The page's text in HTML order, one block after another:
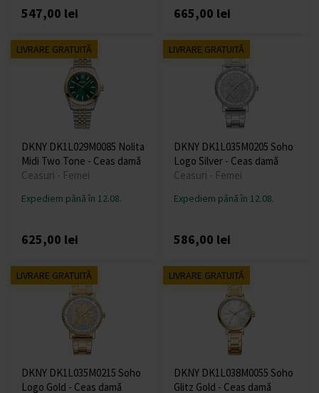
547,00 lei 665,00 lei
LIVRARE GRATUITĂ
DKNY DK1L029M0085 Nolita
Midi Two Tone - Ceas damă
Ceasuri - Femei
Expediem până în 12.08.
625,00 lei
LIVRARE GRATUITĂ
DKNY DK1L035M0205 Soho
Logo Silver - Ceas damă
Ceasuri - Femei
Expediem până în 12.08.
586,00 lei
LIVRARE GRATUITĂ
DKNY DK1L035M0215 Soho
Logo Gold - Ceas damă
LIVRARE GRATUITĂ
DKNY DK1L038M0055 Soho
Glitz Gold - Ceas damă